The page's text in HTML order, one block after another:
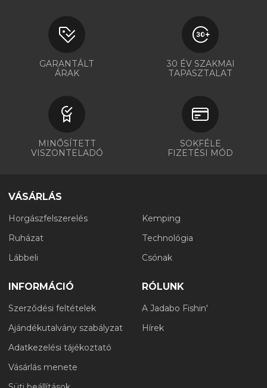
GARANTÁLT
ÁRAK
30 ÉV SZAKMAI
TAPASZTALAT
MINŐSÍTETT
VISZONTELADÓ
SOKFÉLE
FIZETÉSI MÓD
VÁSÁRLÁS
Horgászfelszerelés
Ruházat
Lábbeli
Kemping
Technológia
Csónak
INFORMÁCIÓ
Szerződési feltételek
Ajándékutalvány szabályzat
Adatkezelési tájékoztató
Vásárlás menete
RÓLUNK
A Jadabo Fishin'
Hírek